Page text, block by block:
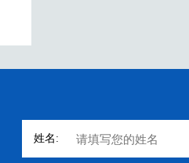
姓名: